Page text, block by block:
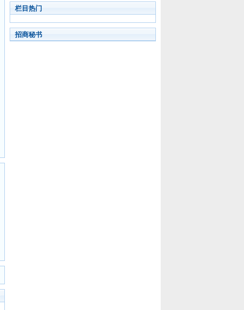
栏目热门
招商秘书